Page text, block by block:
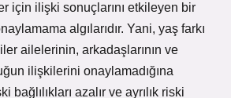
için ilişki sonuçlarını etkileyen bir
algılarıdır. Yani, yaş farkı
ailelerinin, arkadaşlarının ve
ilişkilerini onaylamadığına
bağlılıkları azalır ve ayrılık riski